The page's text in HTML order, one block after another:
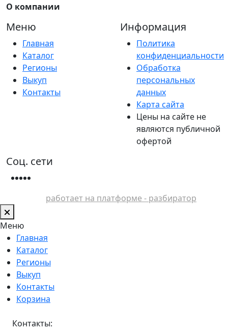
О компании
Меню
Главная
Каталог
Регионы
Выкуп
Контакты
Информация
Политика
конфиденциальности
Обработка
персональных
данных
Карта сайта
Цены на сайте не
являются публичной
офертой
Соц. сети
работает на платформе - разбиратор
Меню
Главная
Каталог
Регионы
Выкуп
Контакты
Корзина
Контакты: